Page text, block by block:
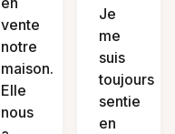
vente
notre
maison.
Elle
nous
Je
me
suis
toujours
sentie
en